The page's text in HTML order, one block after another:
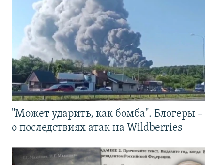
"Может ударить, как бомба". Блогеры –
о последствиях атак на Wildberries